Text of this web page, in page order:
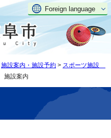
Foreign language
施設案内・施設予約 > スポーツ施設
施設案内